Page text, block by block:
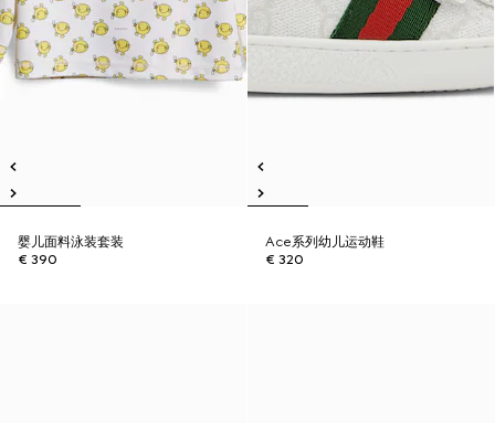
婴儿面料泳装套装
€ 390
Ace系列幼儿运动鞋
€ 320